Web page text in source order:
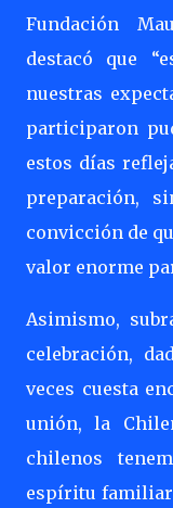
Fundación
destacó que
nuestras
participaron
estos días
preparación,
convicción de
valor enorme
Asimismo,
celebración,
veces cuesta
unión, la
chilenos
espíritu familiar